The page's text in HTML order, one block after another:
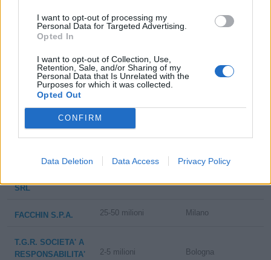
I want to opt-out of processing my
Personal Data for Targeted Advertising.
Opted In
I want to opt-out of Collection, Use,
Retention, Sale, and/or Sharing of my
Personal Data that Is Unrelated with the
Purposes for which it was collected.
Opted Out
CONFIRM
Data Deletion Data Access Privacy Policy
AUTOPLUS S.R.L.
STELLANTIS
&YOU ITALIA
>500 milioni Torino
S.A.R.A. S.p.A. 10-25 milioni
SRL
FACCHIN S.P.A. 25-50 milioni Milano
T.G.R. SOCIETA' A
RESPONSABILITA'
2-5 milioni Bologna